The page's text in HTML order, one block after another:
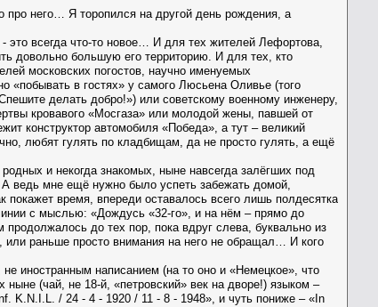
про него… Я торопился на другой день рождения, а
всегда что-то новое… И для тех жителей Лефортова,
довольно большую его территорию. И для тех, кто
московских погостов, научно именуемых
«побывать в гостях» у самого Люсьена Оливье (того
делать добро!») или советскому военному инженеру,
кровавого «Мосгаза» или молодой жены, павшей от
конструктор автомобиля «Победа», а тут – великий
любят гулять по кладбищам, да не просто гулять, а ещё
и некогда знакомых, ныне навсегда залёгших под
ведь мне ещё нужно было успеть забежать домой,
покажет время, впереди оставалось всего лишь полдесятка
с мыслью: «Дождусь «32-го», и на нём – прямо до
до тех пор, пока вдруг слева, буквально из
раньше просто внимания на него не обращал… И кого
иностранным написанием (на то оно и «Немецкое», что
(чай, не 18-й, «петровский» век на дворе!) языком –
K.N.I.L. / 24 - 4 - 1920 / 11 - 8 - 1948», и чуть пониже – «In